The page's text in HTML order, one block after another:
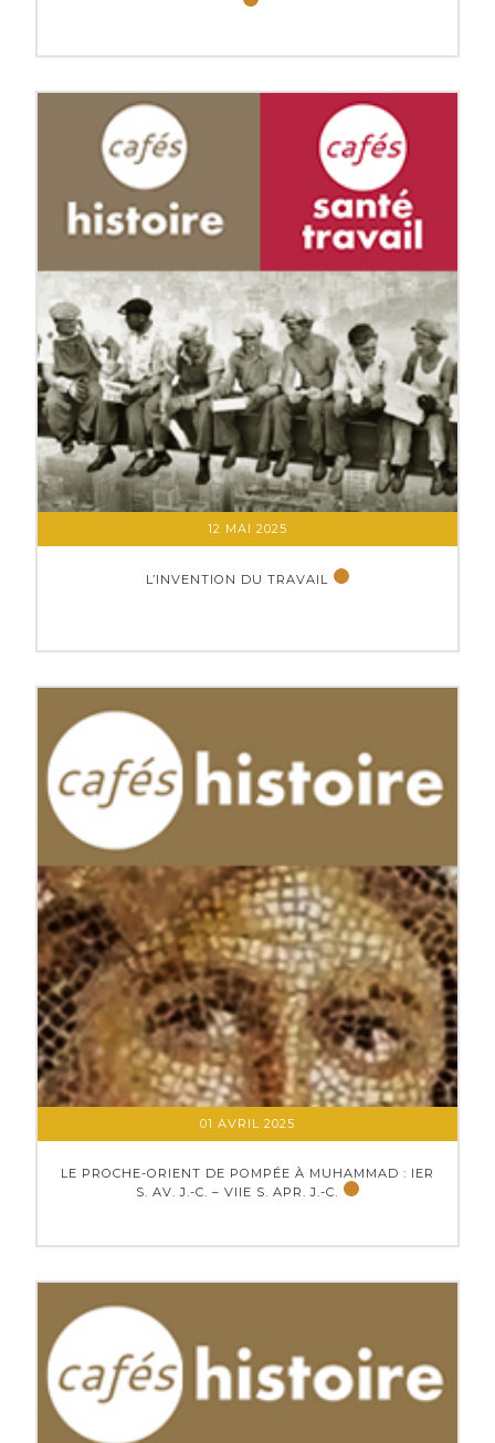
12 MAI 2025
L’INVENTION DU TRAVAIL
01 AVRIL 2025
LE PROCHE-ORIENT DE POMPÉE À MUHAMMAD : IER
S. AV. J.-C. – VIIE S. APR. J.-C.